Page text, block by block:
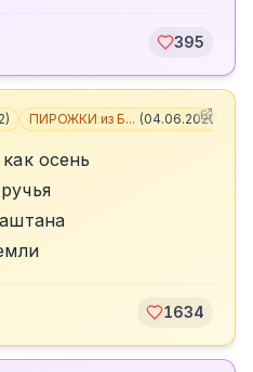
395
) ПИРОЖКИ из Б... (04.06.2020
осень
1634